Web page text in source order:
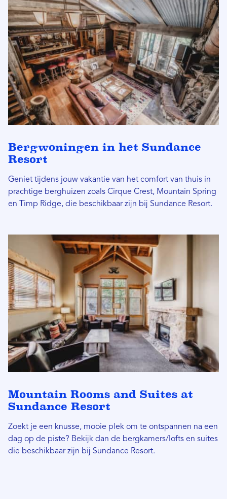
Bergwoningen in het Sundance
Resort
Geniet tijdens jouw vakantie van het comfort van thuis in
prachtige berghuizen zoals Cirque Crest, Mountain Spring
en Timp Ridge, die beschikbaar zijn bij Sundance Resort.
Mountain Rooms and Suites at
Sundance Resort
Zoekt je een knusse, mooie plek om te ontspannen na een
dag op de piste? Bekijk dan de bergkamers/lofts en suites
die beschikbaar zijn bij Sundance Resort.